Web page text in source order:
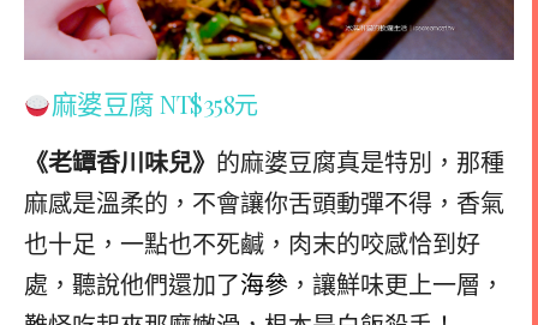
麻婆豆腐NT$358元
《老罈香川味兒》 的麻婆豆腐真是特別，那種
麻感是溫柔的，不會讓你舌頭動彈不得，香氣
也十足，一點也不死鹹，肉末的咬感恰到好
處，聽說他們還加了海參 ，讓鮮味更上一層，